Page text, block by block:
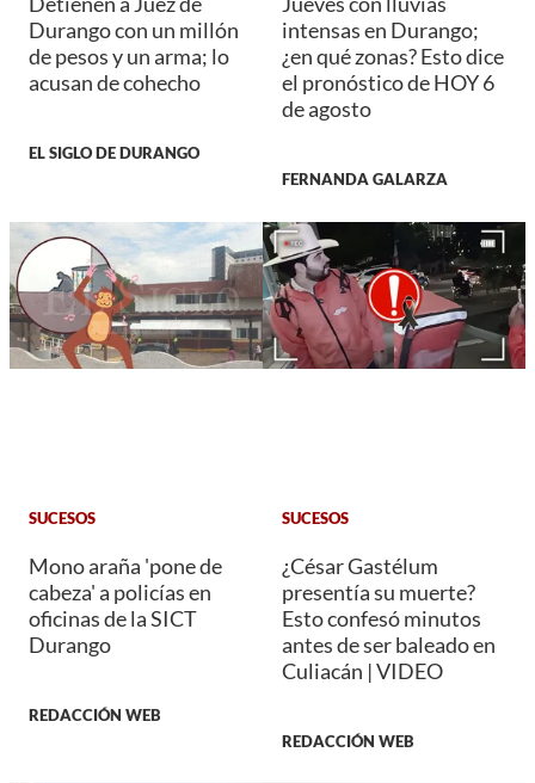
Durango con un millón
de pesos y un arma; lo
acusan de cohecho
EL SIGLO DE DURANGO
intensas en Durango;
¿en qué zonas? Esto dice
el pronóstico de HOY 6
de agosto
FERNANDA GALARZA
SUCESOS
Mono araña 'pone de
cabeza' a policías en
oficinas de la SICT
Durango
REDACCIÓN WEB
SUCESOS
¿César Gastélum
presentía su muerte?
Esto confesó minutos
antes de ser baleado en
Culiacán | VIDEO
REDACCIÓN WEB